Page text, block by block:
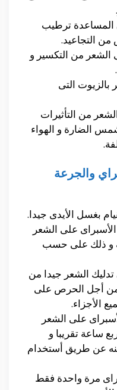
المساعدة ترطيب
التجاعيد.
من التكسير و
بالزيوت التى
من التأثيرات
الضارة و الهواء
والجرعة
بغسل الأيدى جيدا.
على الشعر
و ذلك على حسب
تدليك الشعر جيدا من
من أجل الحرص على
الأجزاء.
على الشعر
ساعة تقريبا و
عن طريق أستخدام
مرة واحدة فقط